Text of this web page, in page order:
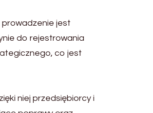
prowadzenie jest
do rejestrowania
co jest
niej przedsiębiorcy i